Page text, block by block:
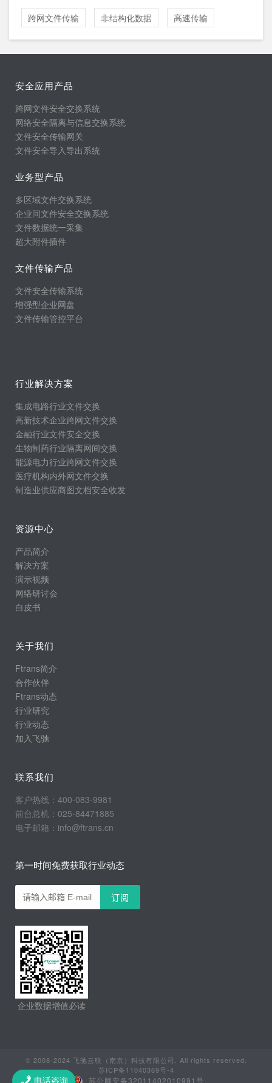
跨网文件传输 非结构化数据 高速传输
安全应用产品
跨网文件安全交换系统
网络安全隔离与信息交换系统
文件安全传输网关
文件安全导入导出系统
业务型产品
多区域文件交换系统
企业间文件安全交换系统
文件数据统一采集
超大附件插件
文件传输产品
文件安全传输系统
增强型企业网盘
文件传输管控平台
行业解决方案
集成电路行业文件交换
高新技术企业跨网文件交换
金融行业文件安全交换
生物制药行业隔离网间交换
能源电力行业跨网文件交换
医疗机构内外网文件交换
制造业供应商图文档安全收发
资源中心
产品简介
解决方案
演示视频
网络研讨会
白皮书
关于我们
Ftrans简介
合作伙伴
Ftrans动态
行业研究
行业动态
加入飞驰
联系我们
客户热线：400-083-9981
前台总机：025-84471885
电子邮箱：info@ftrans.cn
第一时间免费获取行业动态
企业数据增值必读
© 2008-2024 飞驰云联（南京）科技有限公司. All rights reserved.
苏ICP备11040369号-4
苏公网安备32011402010991号
电话咨询